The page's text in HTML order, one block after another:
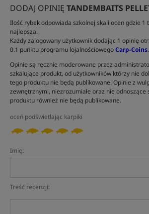
DODAJ OPINIĘ TANDEMBAITS
Ilość rybek odpowiada szkolnej skali ocen gdzie 1
najlepsza.
Każdy zalogowany użytkownik dodając 1 opinię
0.1 punktu programu lojalnościowegoCarp-Coins.
Opinie są ręcznie moderowane przez
szkalujące produkt, od użytkowników którzy nie
tego produktu nie będą publikowane. Opinie z
zewnętrznymi, niezrozumiałe oraz nie odnoszące
produktu również nie będą publikowane.
oceń podświetlając karpiki
Imię:
Treść recenzji: